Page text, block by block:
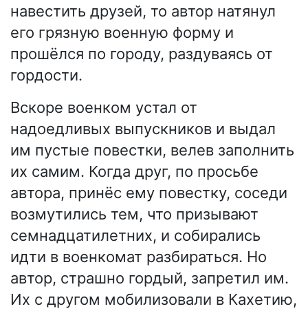
навестить друзей, то автор натянул
его грязную военную форму и
прошёлся по городу, раздуваясь от
гордости.
Вскоре военком устал от
надоедливых выпускников и выдал
им пустые повестки, велев заполнить
их самим. Когда друг, по просьбе
автора, принёс ему повестку, соседи
возмутились тем, что призывают
семнадцатилетних, и собирались
идти в военкомат разбираться. Но
автор, страшно гордый, запретил им.
Их с другом мобилизовали в Кахетию,